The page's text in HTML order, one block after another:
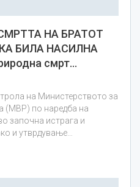
НА БРАТОТ
БИЛА НАСИЛНА
смрт…
на Министерството за
(МВР) по наредба на
започна истрага и
и утврдување…